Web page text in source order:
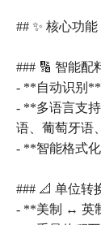
## ✨ 核心功能
### 🔢 智能配
- **自动识别
- **多语言支
语、葡萄牙语
- **智能格式
### 📐 单位转
- **美制 ↔️ 英